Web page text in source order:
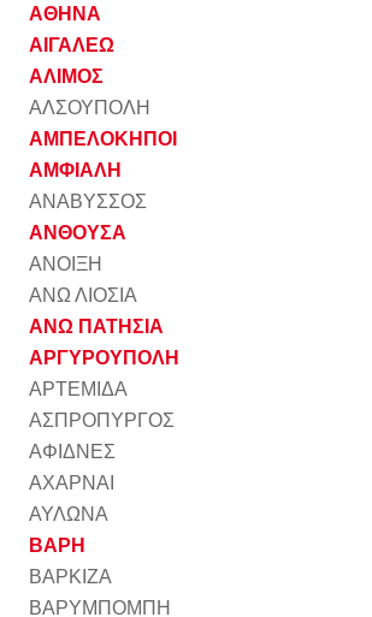
ΑΘΗΝΑ
ΑΙΓΑΛΕΩ
ΑΛΙΜΟΣ
ΑΛΣΟΥΠΟΛΗ
ΑΜΠΕΛΟΚΗΠΟΙ
ΑΜΦΙΑΛΗ
ΑΝΑΒΥΣΣΟΣ
ΑΝΘΟΥΣΑ
ΑΝΟΙΞΗ
ΑΝΩ ΛΙΟΣΙΑ
ΑΝΩ ΠΑΤΗΣΙΑ
ΑΡΓΥΡΟΥΠΟΛΗ
ΑΡΤΕΜΙΔΑ
ΑΣΠΡΟΠΥΡΓΟΣ
ΑΦΙΔΝΕΣ
ΑΧΑΡΝΑΙ
ΑΥΛΩΝΑ
ΒΑΡΗ
ΒΑΡΚΙΖΑ
ΒΑΡΥΜΠΟΜΠΗ